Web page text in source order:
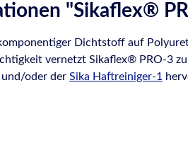
"Sikaflex®
Dichtstoff auf
vernetzt Sikaflex® PRO-3
und/oder der Sika Haftreiniger-1